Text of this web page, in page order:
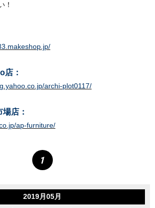
！
：
archi-plot0117/
店：
ap-furniture/
1
2019月05月